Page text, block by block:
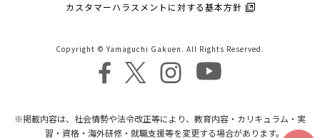
カスタマーハラスメントに対する基本方針
Copyright © Yamaguchi Gakuen. All Rights Reserved.
※掲載内容は、社会情勢や法令改正等により、教育内容・カリキュラム・実
習・資格・海外研修・就職支援等を変更する場合があります。